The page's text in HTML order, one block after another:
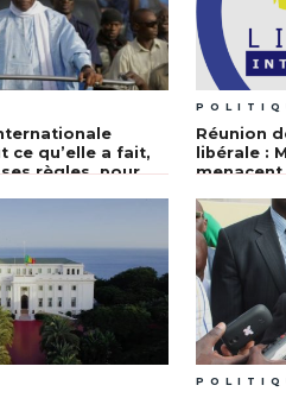
ce qu’elle a fait,
règles, pour
Réunion
libérale :